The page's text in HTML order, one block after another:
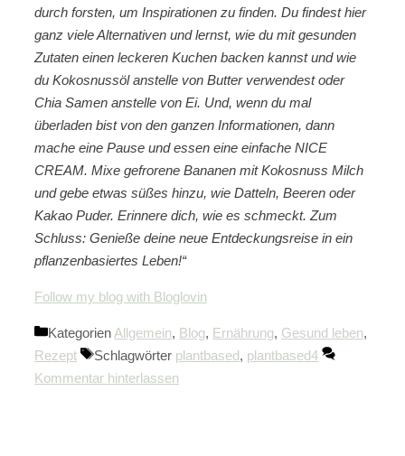
durch forsten, um Inspirationen zu finden. Du findest hier
ganz viele Alternativen und lernst, wie du mit gesunden
Zutaten einen leckeren Kuchen backen kannst und wie
du Kokosnussöl anstelle von Butter verwendest oder
Chia Samen anstelle von Ei. Und, wenn du mal
überladen bist von den ganzen Informationen, dann
mache eine Pause und essen eine einfache NICE
CREAM. Mixe gefrorene Bananen mit Kokosnuss Milch
und gebe etwas süßes hinzu, wie Datteln, Beeren oder
Kakao Puder. Erinnere dich, wie es schmeckt. Zum
Schluss: Genieße deine neue Entdeckungsreise in ein
pflanzenbasiertes Leben!“
Follow my blog with Bloglovin
KategorienAllgemein, Blog, Ernährung, Gesund leben,
Rezept
Schlagwörter plantbased, plantbased4
Kommentar hinterlassen